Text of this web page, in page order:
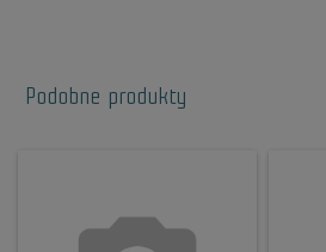
Podobne produkty